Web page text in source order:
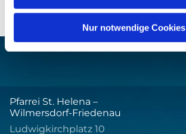
Nur notwendige Cookies
Pfarrei St. Helena –
Wilmersdorf-Friedenau
Ludwigkirchplatz 10